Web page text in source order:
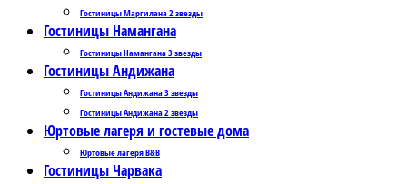
Гостиницы Маргилана 2 звезды
Гостиницы Намангана
Гостиницы Намангана 3 звезды
Гостиницы Андижана
Гостиницы Андижана 3 звезды
Гостиницы Андижана 2 звезды
Юртовые лагеря и гостевые дома
Юртовые лагеря B&B
Гостиницы Чарвака